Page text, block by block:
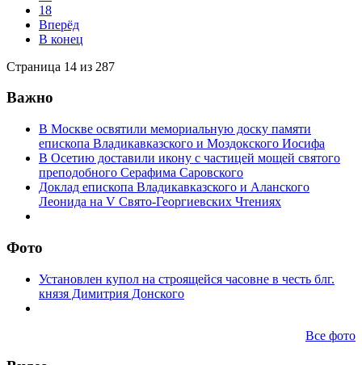
18
Вперёд
В конец
Страница 14 из 287
Важно
В Москве освятили мемориальную доску памяти
епископа Владикавказского и Моздокского Иосифа
В Осетию доставили икону с частицей мощей святого
преподобного Серафима Саровского
Доклад епископа Владикавказского и Аланского
Леонида на V Свято-Георгиевских Чтениях
Фото
Установлен купол на строящейся часовне в честь блг.
князя Димитрия Донского
Все фото